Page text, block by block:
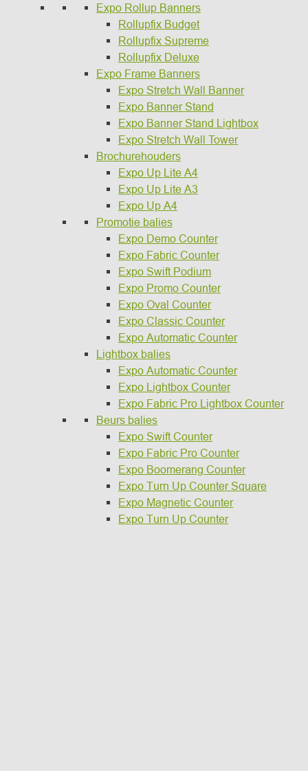
Expo Rollup Banners
Rollupfix Budget
Rollupfix Supreme
Rollupfix Deluxe
Expo Frame Banners
Expo Stretch Wall Banner
Expo Banner Stand
Expo Banner Stand Lightbox
Expo Stretch Wall Tower
Brochurehouders
Expo Up Lite A4
Expo Up Lite A3
Expo Up A4
Promotie balies
Expo Demo Counter
Expo Fabric Counter
Expo Swift Podium
Expo Promo Counter
Expo Oval Counter
Expo Classic Counter
Expo Automatic Counter
Lightbox balies
Expo Automatic Counter
Expo Lightbox Counter
Expo Fabric Pro Lightbox Counter
Beurs balies
Expo Swift Counter
Expo Fabric Pro Counter
Expo Boomerang Counter
Expo Turn Up Counter Square
Expo Magnetic Counter
Expo Turn Up Counter